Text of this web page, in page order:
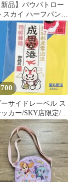
新品】パウパトロー
スカイ ハーフパンツ
ブランシェス
700
ーサイドレーベル ス
ッカー/SKY店限定/お
なりさん①